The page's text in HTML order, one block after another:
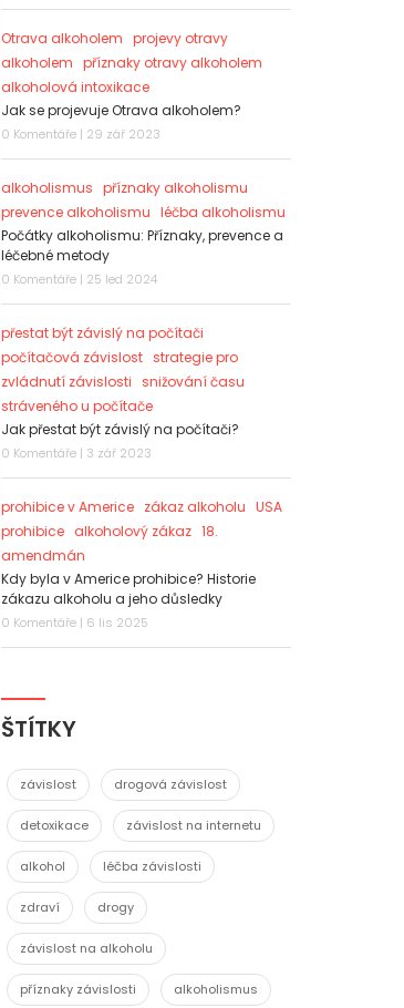
Otrava alkoholem projevy otravy
alkoholem příznaky otravy alkoholem
alkoholová intoxikace
Jak se projevuje Otrava alkoholem?
0 Komentáře | 29 zář 2023
alkoholismus příznaky alkoholismu
prevence alkoholismu léčba alkoholismu
Počátky alkoholismu: Příznaky, prevence a
léčebné metody
0 Komentáře | 25 led 2024
přestat být závislý na počítači
počítačová závislost strategie pro
zvládnutí závislosti snižování času
stráveného u počítače
Jak přestat být závislý na počítači?
0 Komentáře | 3 zář 2023
prohibice v Americe zákaz alkoholu USA
prohibice
alkoholový zákaz 18.
amendmán
Kdy byla v Americe prohibice? Historie
zákazu alkoholu a jeho důsledky
0 Komentáře | 6 lis 2025
ŠTÍTKY
závislost drogová závislost
detoxikace závislost na internetu
alkohol léčba závislosti
zdraví drogy
závislost na alkoholu
příznaky závislosti alkoholismus